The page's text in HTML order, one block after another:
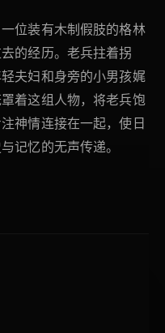
位装有木制假肢的格林
的经历。老兵拄着拐
夫妇和身旁的小男孩娓
着这组人物，将老兵饱
神情连接在一起，使日
记忆的无声传递。